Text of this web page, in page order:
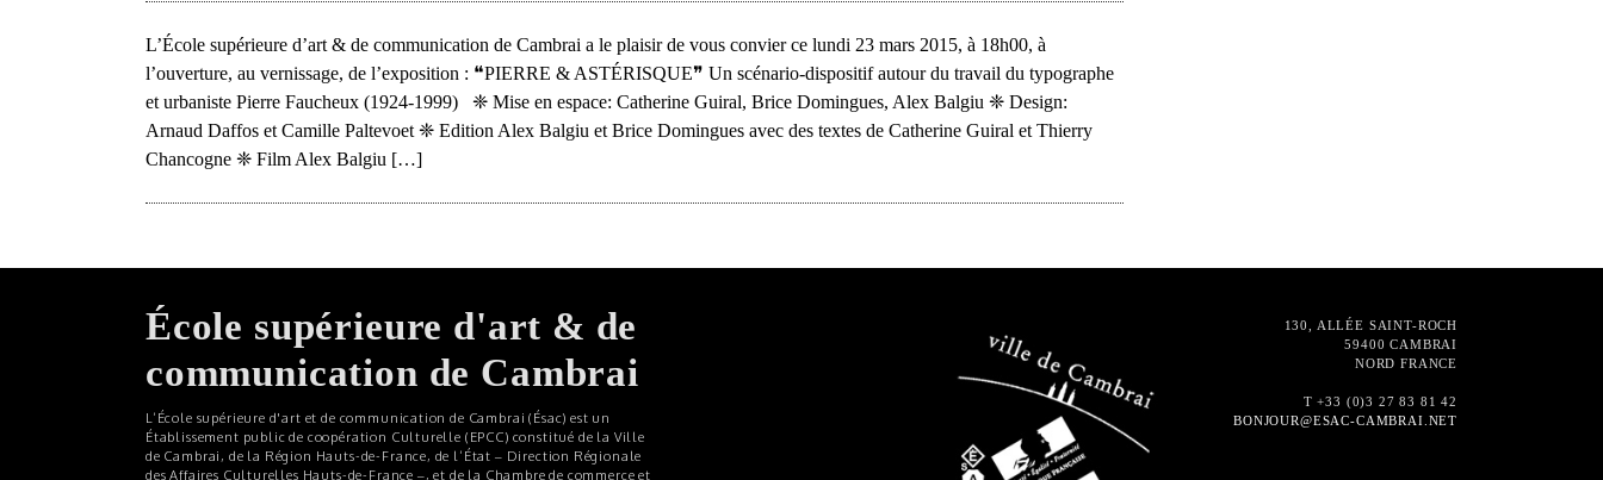
L’École supérieure d’art & de communication de Cambrai a le plaisir de vous convier ce lundi 23 mars 2015, à 18h00, à
l’ouverture, au vernissage, de l’exposition : ❝PIERRE & ASTÉRISQUE❞ Un scénario-dispositif autour du travail du typographe
et urbaniste Pierre Faucheux (1924-1999) ❈ Mise en espace: Catherine Guiral, Brice Domingues, Alex Balgiu ❈ Design:
Arnaud Daffos et Camille Paltevoet ❈ Edition Alex Balgiu et Brice Domingues avec des textes de Catherine Guiral et Thierry
Chancogne ❈ Film Alex Balgiu […]
École supérieure d'art & de
communication de Cambrai
L’École supérieure d'art et de communication de Cambrai (Ésac) est un
Établissement public de coopération Culturelle (EPCC) constitué de la Ville
de Cambrai, de la Région Hauts-de-France, de l’État – Direction Régionale
des Affaires Culturelles Hauts-de-France –, et de la Chambre de commerce et
130, ALLÉE SAINT-ROCH
59400 CAMBRAI
NORD FRANCE
T +33 (0)3 27 83 81 42
BONJOUR@ESAC-CAMBRAI.NET